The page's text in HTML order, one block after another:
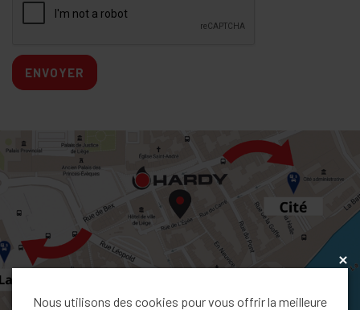
ENVOYER
x
Nous utilisons des cookies pour vous offrir la meilleure